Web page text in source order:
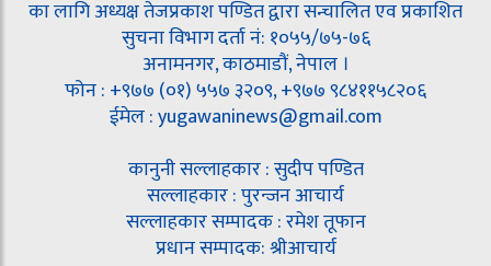
का लागि अध्यक्ष तेजप्रकाश पण्डित द्वारा सन्चालित एव प्रकाशित
सुचना विभाग दर्ता नं: १०५५/७५-७६
अनामनगर, काठमाडौं, नेपाल ।
फोन : +९७७ (०१) ५५७ ३२०९, +९७७ ९८४११५८२०६
ईमेल : yugawaninews@gmail.com
कानुनी सल्लाहकार : सुदीप पण्डित
सल्लाहकार : पुरन्जन आचार्य
सल्लाहकार सम्पादक : रमेश तूफान
प्रधान सम्पादक: श्रीआचार्य